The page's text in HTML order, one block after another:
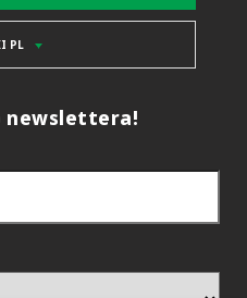
PL
newslettera!